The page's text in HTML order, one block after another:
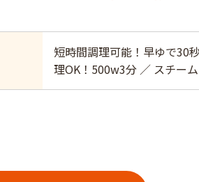
短時間調理可能！早ゆで30
理OK！500w3分 ／ スチー